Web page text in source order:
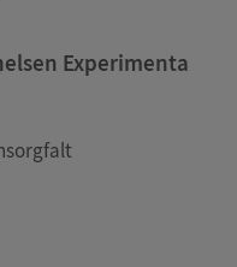
Experimenta